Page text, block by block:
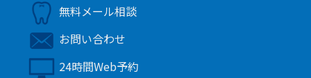
無料メール相談
お問い合わせ
24時間Web予約